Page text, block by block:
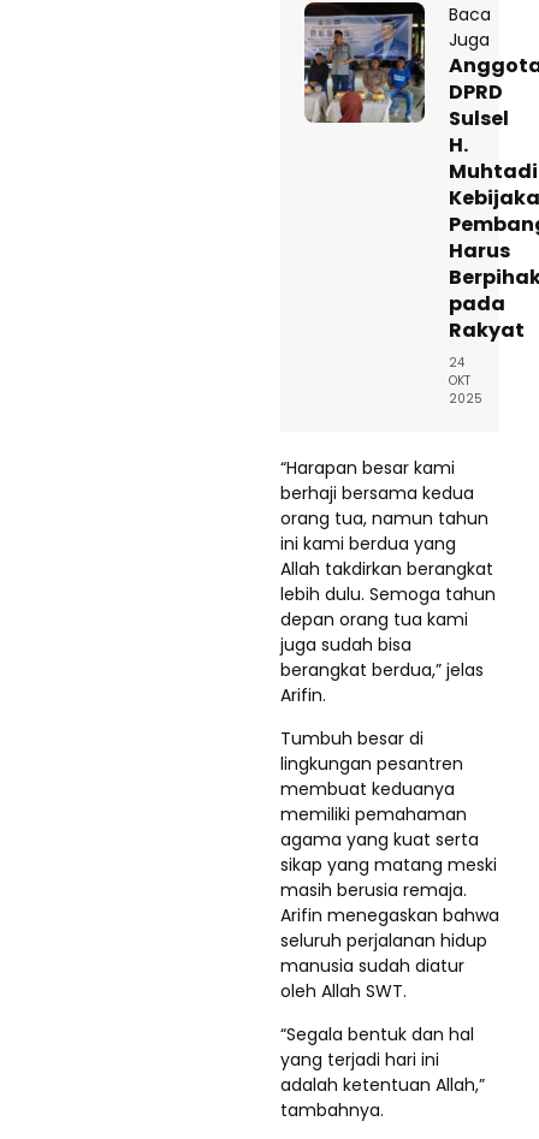
Baca
Juga
DPRD
Sulsel
H.
Harus
pada
Rakyat
24
OKT
2025
“Harapan besar kami
berhaji bersama kedua
orang tua, namun tahun
ini kami berdua yang
Allah takdirkan berangkat
lebih dulu. Semoga tahun
depan orang tua kami
juga sudah bisa
berangkat berdua,” jelas
Arifin.
Tumbuh besar di
lingkungan pesantren
membuat keduanya
memiliki pemahaman
agama yang kuat serta
sikap yang matang meski
masih berusia remaja.
Arifin menegaskan bahwa
seluruh perjalanan hidup
manusia sudah diatur
oleh Allah SWT.
“Segala bentuk dan hal
yang terjadi hari ini
adalah ketentuan Allah,”
tambahnya.